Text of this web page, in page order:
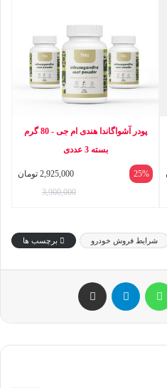
پودر آشواگاندا هندی ام جی - 80 گرم
بسته 3 عددی
25%
2,925,000 تومان
3,900,000
برچسب ها شرایط فروش خودرو
آپ تلگرام اشتراک گذاری با ایمیل